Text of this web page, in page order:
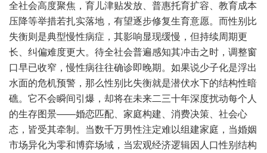
全社会高度聚焦，育儿津贴发放、普惠托育扩容、教育成本
压降等举措若扎实落地，有望逐步修复生育意愿。而性别比
失衡则是典型慢性病症，其影响显现缓慢，但持续周期更
长、纠偏难度更大。待全社会普遍感知其冲击之时，调整窗
口早已收窄，慢性病往往确诊即晚期。如果说少子化是浮出
水面的危机预警，那么性别比失衡就是潜伏水下的结构性暗
礁。它不会瞬间引爆，却将在未来二三十年深度扰动每个人
的生存图景——婚恋匹配、家庭构建、消费决策、社会心
态，皆受其牵制。当数千万男性注定难以组建家庭，当婚姻
市场异化为零和博弈场域，当宏观经济逻辑因人口性别结构